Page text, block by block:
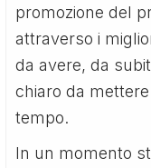
promozione del
attraverso i
da avere, da
chiaro da
tempo.
In un momento